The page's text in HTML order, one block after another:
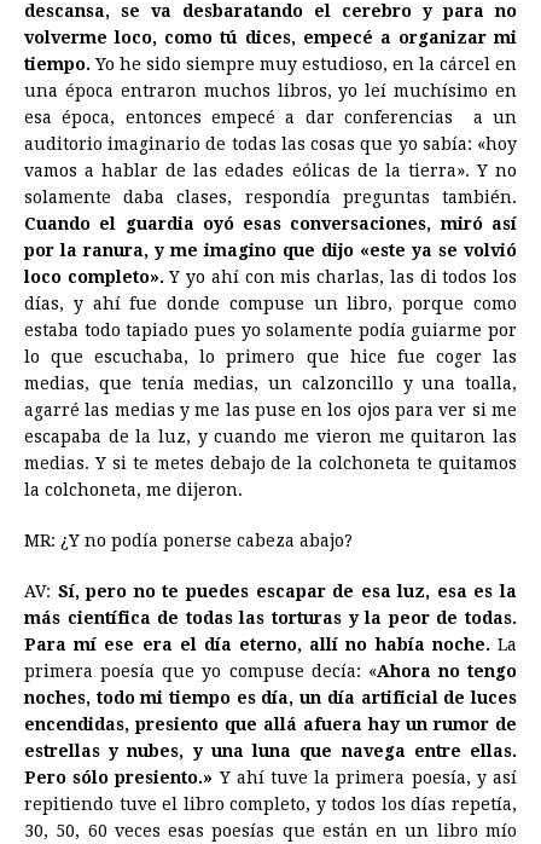
descansa, se va desbaratando el cerebro y para no
volverme loco, como tú dices, empecé a organizar mi
tiempo. Yo he sido siempre muy estudioso, en la cárcel en
una época entraron muchos libros, yo leí muchísimo en
esa época, entonces empecé a dar conferencias a un
auditorio imaginario de todas las cosas que yo sabía: «hoy
vamos a hablar de las edades eólicas de la tierra». Y no
solamente daba clases, respondía preguntas también.
Cuando el guardia oyó esas conversaciones, miró así
por la ranura, y me imagino que dijo «este ya se volvió
loco completo». Y yo ahí con mis charlas, las di todos los
días, y ahí fue donde compuse un libro, porque como
estaba todo tapiado pues yo solamente podía guiarme por
lo que escuchaba, lo primero que hice fue coger las
medias, que tenía medias, un calzoncillo y una toalla,
agarré las medias y me las puse en los ojos para ver si me
escapaba de la luz, y cuando me vieron me quitaron las
medias. Y si te metes debajo de la colchoneta te quitamos
la colchoneta, me dijeron.
MR: ¿Y no podía ponerse cabeza abajo?
AV: Sí, pero no te puedes escapar de esa luz, esa es la
más científica de todas las torturas y la peor de todas.
Para mí ese era el día eterno, allí no había noche. La
primera poesía que yo compuse decía: «Ahora no tengo
noches, todo mi tiempo es día, un día artificial de luces
encendidas, presiento que allá afuera hay un rumor de
estrellas y nubes, y una luna que navega entre ellas.
Pero sólo presiento.» Y ahí tuve la primera poesía, y así
repitiendo tuve el libro completo, y todos los días repetía,
30, 50, 60 veces esas poesías que están en un libro mío